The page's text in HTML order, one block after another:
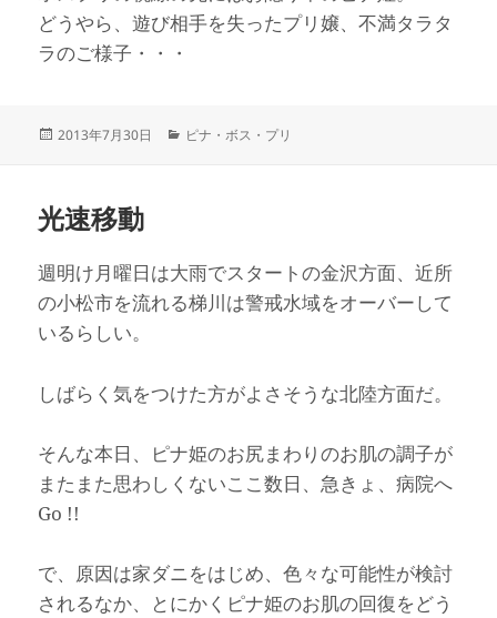
どうやら、遊び相手を失ったプリ嬢、不満タラタ
ラのご様子・・・
投
2013年7月30日
カ
ピナ・ボス・プリ
光速移動
週明け月曜日は大雨でスタートの金沢方面、近所
の小松市を流れる梯川は警戒水域をオーバーして
いるらしい。
しばらく気をつけた方がよさそうな北陸方面だ。
そんな本日、ピナ姫のお尻まわりのお肌の調子が
またまた思わしくないここ数日、急きょ、病院へ
Go !!
で、原因は家ダニをはじめ、色々な可能性が検討
されるなか、とにかくピナ姫のお肌の回復をどう